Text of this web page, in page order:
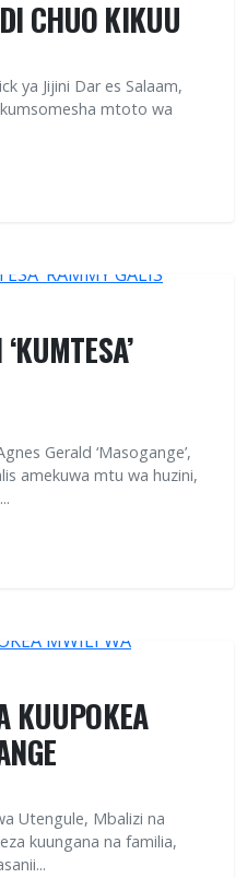
CHUO KIKUU
ya Jijini Dar es Salaam,
mtoto wa
Gerald ‘Masogange’,
amekuwa mtu wa huzini,
KUUPOKEA
Utengule, Mbalizi na
kuungana na familia,